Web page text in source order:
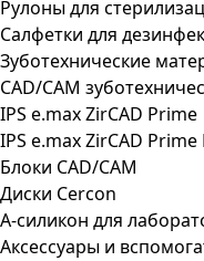
Рулоны для
Салфетки для
Зуботехнические
CAD/CAM
IPS e.max ZirCAD Prime
IPS e.max ZirCAD Prime
Блоки CAD/CAM
Диски Cercon
А-силикон для
Аксессуары и